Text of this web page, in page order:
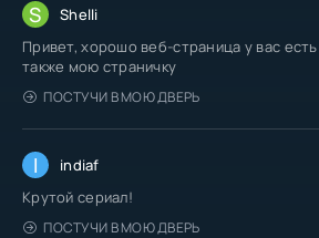
S Shelli
Привет, хорошо веб-страница у вас
также мою страничку
ПОСТУЧИ В МОЮ ДВЕРЬ
I indiaf
Крутой сериал!
ПОСТУЧИ В МОЮ ДВЕРЬ